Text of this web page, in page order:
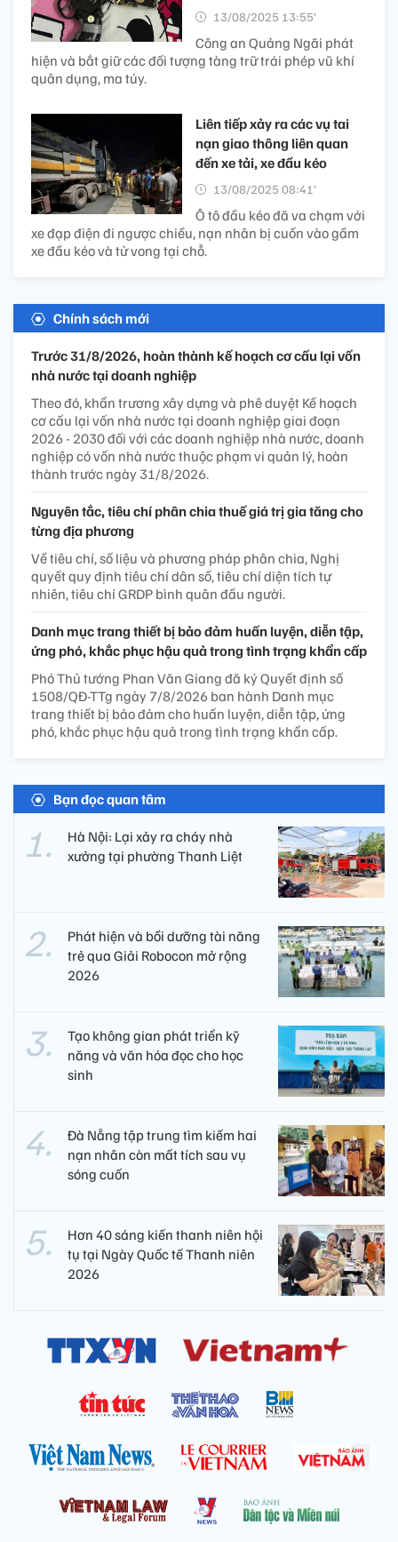
13/08/2025 13:55’
Công an Quảng Ngãi phát
hiện và bắt giữ các đối tượng tàng trữ trái phép vũ khí
quân dụng, ma túy.
Liên tiếp xảy ra các vụ tai
nạn giao thông liên quan
đến xe tải, xe đầu kéo
13/08/2025 08:41’
Ô tô đầu kéo đã va chạm với
xe đạp điện đi ngược chiều, nạn nhân bị cuốn vào gầm
xe đầu kéo và tử vong tại chỗ.
Chính sách mới
Trước 31/8/2026, hoàn thành kế hoạch cơ cấu lại vốn
nhà nước tại doanh nghiệp
Theo đó, khẩn trương xây dựng và phê duyệt Kế hoạch
cơ cấu lại vốn nhà nước tại doanh nghiệp giai đoạn
2026 - 2030 đối với các doanh nghiệp nhà nước, doanh
nghiệp có vốn nhà nước thuộc phạm vi quản lý, hoàn
thành trước ngày 31/8/2026.
Nguyên tắc, tiêu chí phân chia thuế giá trị gia tăng cho
từng địa phương
Về tiêu chí, số liệu và phương pháp phân chia, Nghị
quyết quy định tiêu chí dân số, tiêu chí diện tích tự
nhiên, tiêu chí GRDP bình quân đầu người.
Danh mục trang thiết bị bảo đảm huấn luyện, diễn tập,
ứng phó, khắc phục hậu quả trong tình trạng khẩn cấp
Phó Thủ tướng Phan Văn Giang đã ký Quyết định số
1508/QĐ-TTg ngày 7/8/2026 ban hành Danh mục
trang thiết bị bảo đảm cho huấn luyện, diễn tập, ứng
phó, khắc phục hậu quả trong tình trạng khẩn cấp.
Bạn đọc quan tâm
Hà Nội: Lại xảy ra cháy nhà
xưởng tại phường Thanh Liệt
Phát hiện và bồi dưỡng tài năng
trẻ qua Giải Robocon mở rộng
2026
Tạo không gian phát triển kỹ
năng và văn hóa đọc cho học
sinh
Đà Nẵng tập trung tìm kiếm hai
nạn nhân còn mất tích sau vụ
sóng cuốn
Hơn 40 sáng kiến thanh niên hội
tụ tại Ngày Quốc tế Thanh niên
2026